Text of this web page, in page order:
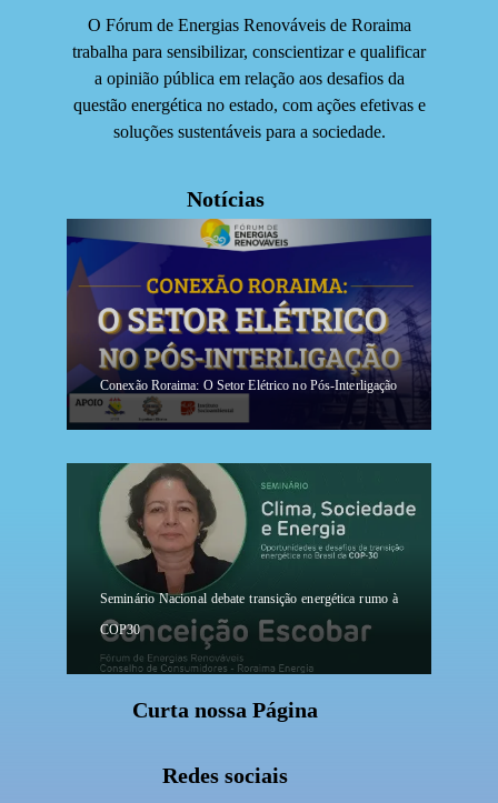
O Fórum de Energias Renováveis de Roraima
trabalha para sensibilizar, conscientizar e qualificar
a opinião pública em relação aos desafios da
questão energética no estado, com ações efetivas e
soluções sustentáveis para a sociedade.
Notícias
Conexão Roraima: O Setor Elétrico no Pós-Interligação
Seminário Nacional debate transição energética rumo à
COP30
Curta nossa Página
Redes sociais